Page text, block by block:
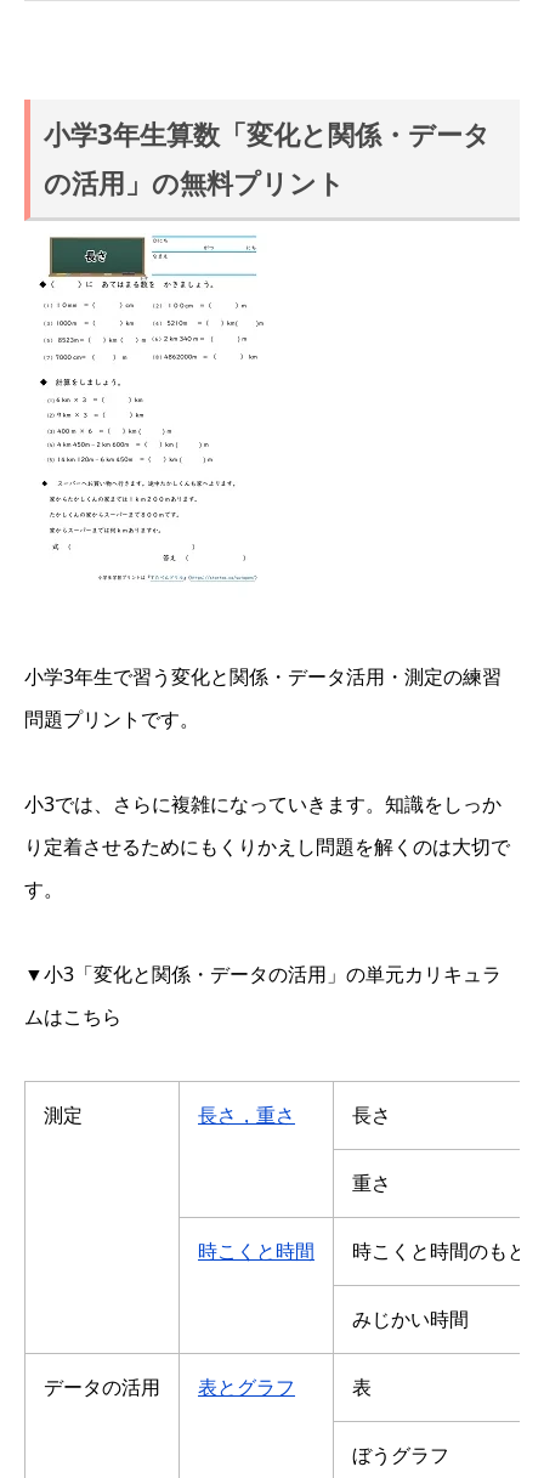
小学3年生算数「変化と関係・データ
の活用」の無料プリント
小学3年生で習う変化と関係・データ活用・測定の練習
問題プリントです。
小3では、さらに複雑になっていきます。知識をしっか
り定着させるためにもくりかえし問題を解くのは大切で
す。
▼小3「変化と関係・データの活用」の単元カリキュラ
ムはこちら
測定 長さ，重さ 長さ
重さ
時こくと時間 時こくと時間のもと
みじかい時間
データの活用 表とグラフ 表
ぼうグラフ